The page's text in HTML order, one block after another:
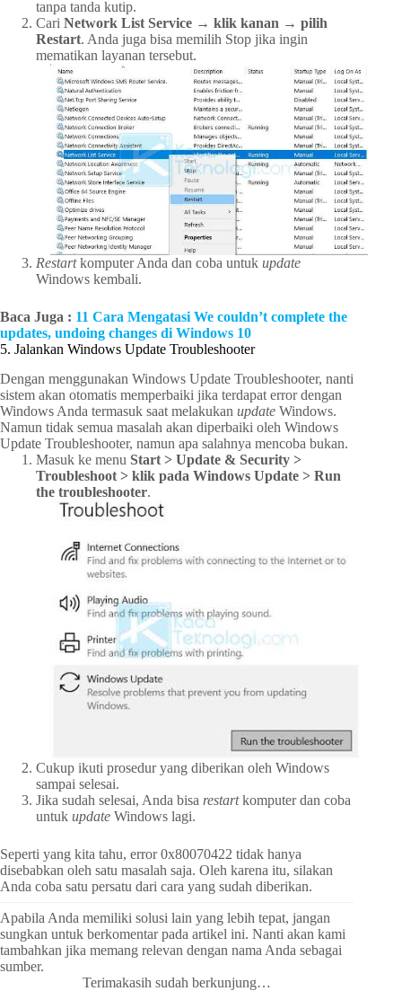
tanpa tanda kutip.
Cari Network List Service → klik kanan → pilih
Restart. Anda juga bisa memilih Stop jika ingin
mematikan layanan tersebut.
Restartkomputer Anda dan coba untuk update
Windows kembali.
Baca Juga : 11 Cara Mengatasi We couldn’t complete the
updates, undoing changes di Windows 10
5. Jalankan Windows Update Troubleshooter
Dengan menggunakan Windows Update Troubleshooter, nanti
sistem akan otomatis memperbaiki jika terdapat error dengan
Windows Anda termasuk saat melakukan update Windows.
Namun tidak semua masalah akan diperbaiki oleh Windows
Update Troubleshooter, namun apa salahnya mencoba bukan.
Masuk ke menu Start > Update & Security >
Troubleshoot > klik pada Windows Update > Run
the troubleshooter.
Cukup ikuti prosedur yang diberikan oleh Windows
sampai selesai.
Jika sudah selesai, Anda bisa restartkomputer dan coba
untuk update Windows lagi.
Seperti yang kita tahu, error 0x80070422 tidak hanya
disebabkan oleh satu masalah saja. Oleh karena itu, silakan
Anda coba satu persatu dari cara yang sudah diberikan.
Apabila Anda memiliki solusi lain yang lebih tepat, jangan
sungkan untuk berkomentar pada artikel ini. Nanti akan kami
tambahkan jika memang relevan dengan nama Anda sebagai
sumber.
Terimakasih sudah berkunjung…